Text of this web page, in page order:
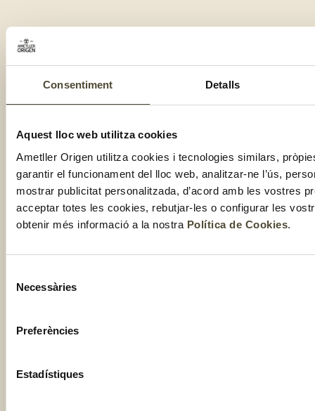
Consentiment Detalls
Aquest lloc web utilitza cookies
Ametller Origen utilitza cookies i tecnologies similars,
garantir el funcionament del lloc web, analitzar-ne l’ús,
mostrar publicitat personalitzada, d’acord amb les vostres
acceptar totes les cookies, rebutjar-les o configurar les
obtenir més informació a la nostra Política de Cookies.
Necessàries
Preferències
Estadístiques
AMETLLER
RGPDUE